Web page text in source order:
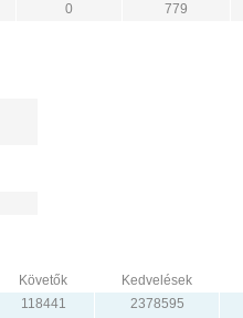
0 779
Követők
Kedvelések
118441 2378595